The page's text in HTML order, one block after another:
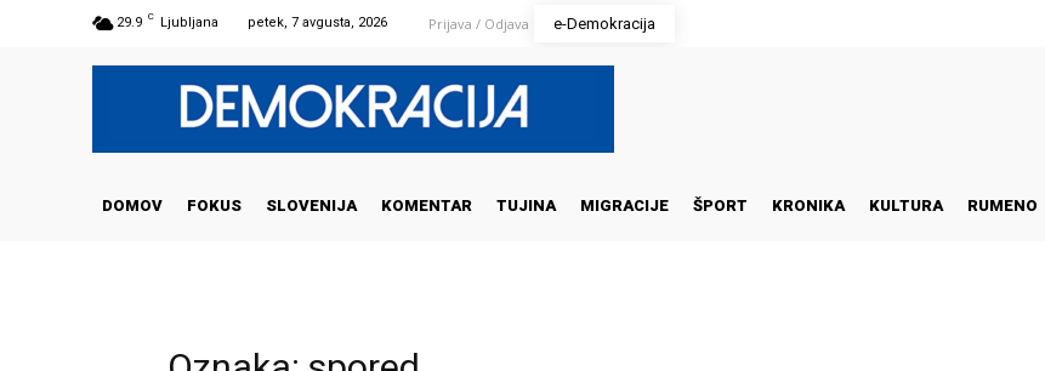
29.9 C Ljubljana petek, 7 avgusta, 2026 Prijava / Odjava e-Demokracija
DOMOV FOKUS SLOVENIJA KOMENTAR TUJINA MIGRACIJE ŠPORT KRONIKA KULTURA RUMENO